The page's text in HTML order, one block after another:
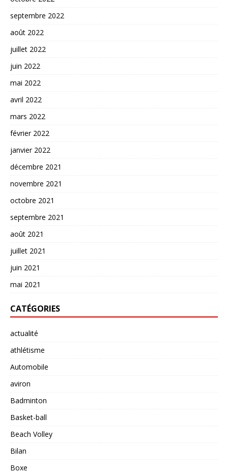
septembre 2022
août 2022
juillet 2022
juin 2022
mai 2022
avril 2022
mars 2022
février 2022
janvier 2022
décembre 2021
novembre 2021
octobre 2021
septembre 2021
août 2021
juillet 2021
juin 2021
mai 2021
CATÉGORIES
actualité
athlétisme
Automobile
aviron
Badminton
Basket-ball
Beach Volley
Bilan
Boxe